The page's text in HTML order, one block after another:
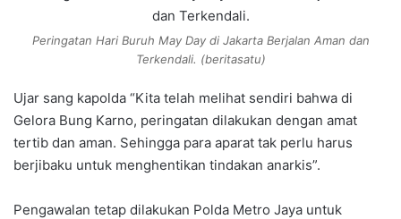
Peringatan Hari Buruh May Day di Jakarta Berjalan Aman dan
Terkendali. (beritasatu)
Ujar sang kapolda “Kita telah melihat sendiri bahwa di
Gelora Bung Karno, peringatan dilakukan dengan amat
tertib dan aman. Sehingga para aparat tak perlu harus
berjibaku untuk menghentikan tindakan anarkis”.
Pengawalan tetap dilakukan Polda Metro Jaya untuk